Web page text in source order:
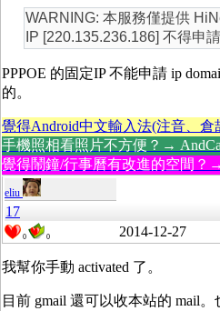
WARNING: 本服務僅提供
IP [220.135.236.186] 不得申
PPPOE 的固定IP 不能申請 ip
的。
覺得Android中文輸入法(注音、
手機照相看照片不方便？→
覺得鬧鐘/行事曆有改進的空間？
eliu
17
0 0 2014-12-27
我幫你手動 activated 了。
目前 gmail 還可以收本站的 mail